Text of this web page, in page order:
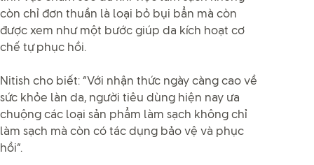
còn chỉ đơn thuần là loại bỏ bụi bẩn mà còn
được xem như một bước giúp da kích hoạt cơ
chế tự phục hồi.
Nitish cho biết: “Với nhận thức ngày càng cao về
sức khỏe làn da, người tiêu dùng hiện nay ưa
chuộng các loại sản phẩm làm sạch không chỉ
làm sạch mà còn có tác dụng bảo vệ và phục
hồi”.